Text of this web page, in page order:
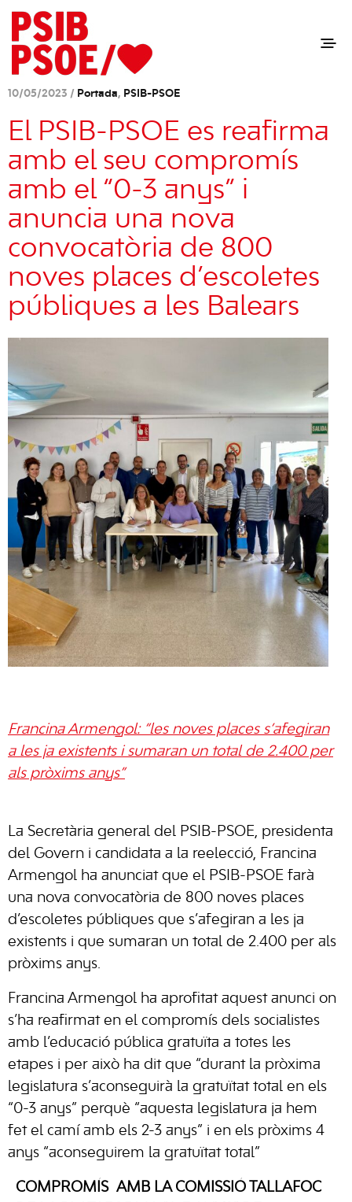
10/05/2023 / Portada, PSIB-PSOE
El PSIB-PSOE es reafirma
amb el seu compromís
amb el “0-3 anys” i
anuncia una nova
convocatòria de 800
noves places d’escoletes
públiques a les Balears
Francina Armengol: “les noves places s’afegiran
a les ja existents i sumaran un total de 2.400 per
als pròxims anys”
La Secretària general del PSIB-PSOE, presidenta
del Govern i candidata a la reelecció, Francina
Armengol ha anunciat que el PSIB-PSOE farà
una nova convocatòria de 800 noves places
d’escoletes públiques que s’afegiran a les ja
existents i que sumaran un total de 2.400 per als
pròxims anys.
Francina Armengol ha aprofitat aquest anunci on
s’ha reafirmat en el compromís dels socialistes
amb l’educació pública gratuïta a totes les
etapes i per això ha dit que “durant la pròxima
legislatura s’aconseguirà la gratuïtat total en els
“0-3 anys” perquè “aquesta legislatura ja hem
fet el camí amb els 2-3 anys” i en els pròxims 4
anys “aconseguirem la gratuïtat total”
COMPROMÍS AMB LA COMISSIÓ TALLAFOC